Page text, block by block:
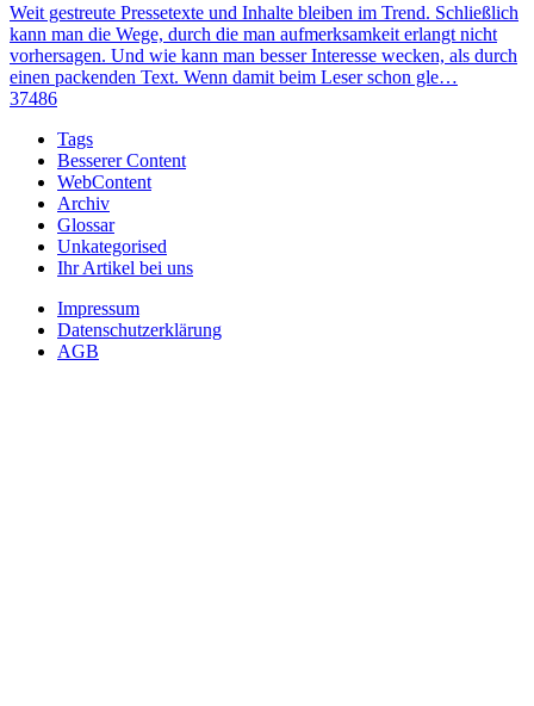
Weit gestreute Pressetexte und Inhalte bleiben im Trend. Schließlich
kann man die Wege, durch die man aufmerksamkeit erlangt nicht
vorhersagen. Und wie kann man besser Interesse wecken, als durch
einen packenden Text. Wenn damit beim Leser schon gle…
37486
Tags
Besserer Content
WebContent
Archiv
Glossar
Unkategorised
Ihr Artikel bei uns
Impressum
Datenschutzerklärung
AGB